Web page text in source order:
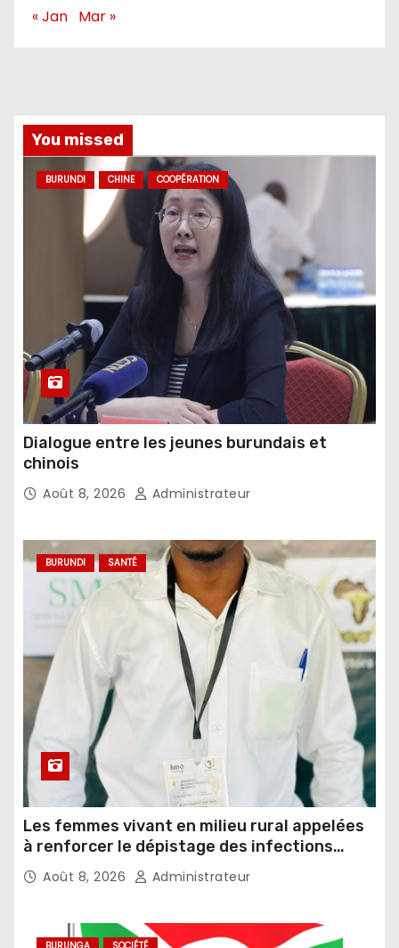
« Jan Mar »
You missed
BURUNDI CHINE COOPÉRATION
Dialogue entre les jeunes burundais et
chinois
Août 8, 2026 Administrateur
BURUNDI SANTÉ
Les femmes vivant en milieu rural appelées
à renforcer le dépistage des infections
sexuellement transmissibles
Août 8, 2026 Administrateur